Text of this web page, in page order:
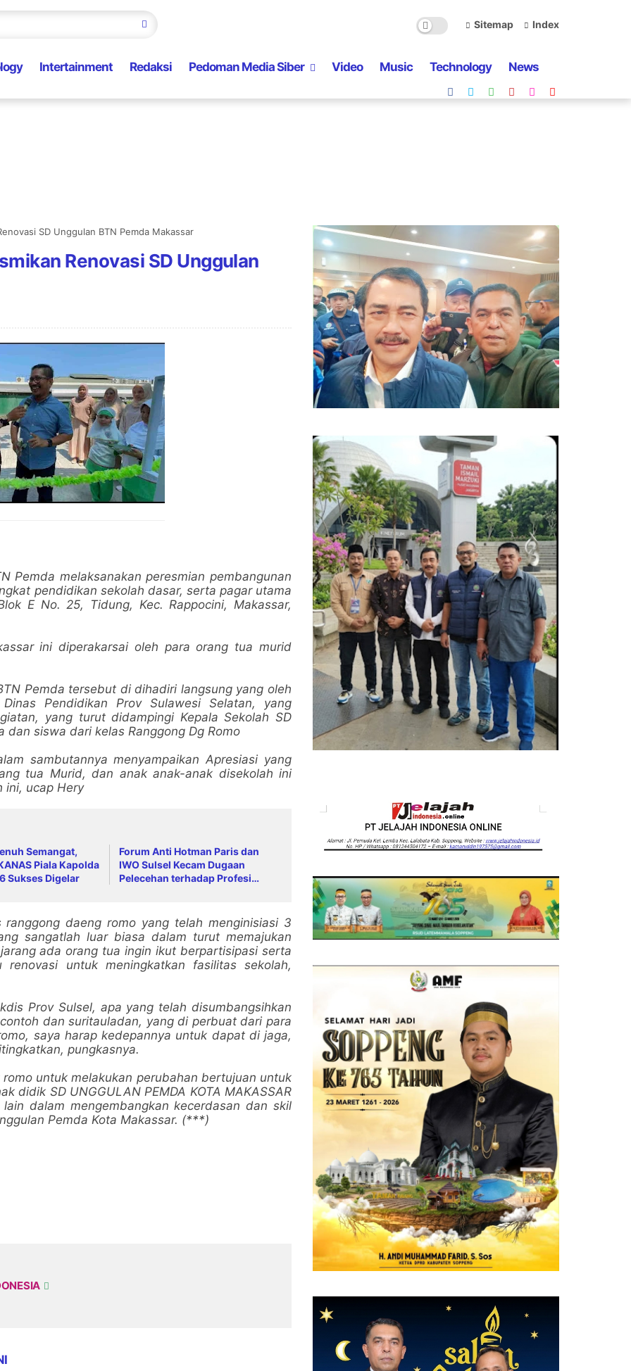
Sitemap Index
Intertainment Redaksi Pedoman Media Siber Video Music Technology News
SD Unggulan BTN Pemda Makassar
Renovasi SD Unggulan
Pemda melaksanakan peresmian pembangunan
pendidikan sekolah dasar, serta pagar utama
E No. 25, Tidung, Kec. Rappocini, Makassar,
ini diperakarsai oleh para orang tua murid
Pemda tersebut di dihadiri langsung yang oleh
Pendidikan Prov Sulawesi Selatan, yang
yang turut didampingi Kepala Sekolah SD
dan siswa dari kelas Ranggong Dg Romo
sambutannya menyampaikan Apresiasi yang
tua Murid, dan anak anak-anak disekolah ini
ini, ucap Hery
Semangat,
Piala Kapolda
Sukses Digelar
Forum Anti Hotman Paris dan
IWO Sulsel Kecam Dugaan
Pelecehan terhadap Profesi
daeng romo yang telah menginisiasi 3
sangatlah luar biasa dalam turut memajukan
ada orang tua ingin ikut berpartisipasi serta
renovasi untuk meningkatkan fasilitas sekolah,
Prov Sulsel, apa yang telah disumbangsihkan
dan suritauladan, yang di perbuat dari para
saya harap kedepannya untuk dapat di jaga,
pungkasnya.
untuk melakukan perubahan bertujuan untuk
didik SD UNGGULAN PEMDA KOTA MAKASSAR
dalam mengembangkan kecerdasan dan skil
Pemda Kota Makassar. (***)